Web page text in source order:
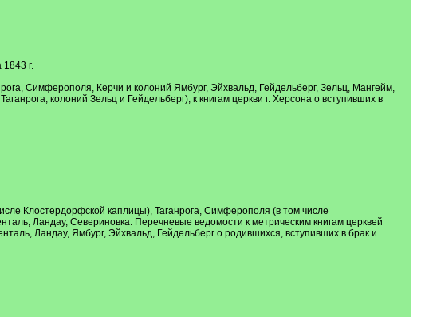
г.
Симферополя, Керчи и колоний Ямбург, Эйхвальд, Гейдельберг, Зельц, Мангейм,
колоний Зельц и Гейдельберг), к книгам церкви г. Херсона о вступивших в
Клостердорфской каплицы), Таганрога, Симферополя (в том числе
Ландау, Севериновка. Перечневые ведомости к метрическим книгам церквей
Ландау, Ямбург, Эйхвальд, Гейдельберг о родившихся, вступивших в брак и